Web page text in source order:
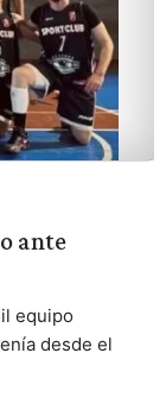
ante
equipo
desde el